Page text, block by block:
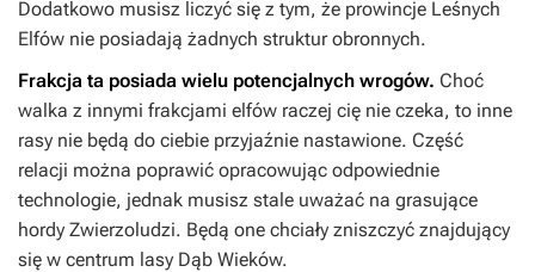
Dodatkowo musisz liczyć się z tym, że prowincje Leśnych
Elfów nie posiadają żadnych struktur obronnych.
Frakcja ta posiada wielu potencjalnych wrogów. Choć
walka z innymi frakcjami elfów raczej cię nie czeka, to inne
rasy nie będą do ciebie przyjaźnie nastawione. Część
relacji można poprawić opracowując odpowiednie
technologie, jednak musisz stale uważać na grasujące
hordy Zwierzoludzi. Będą one chciały zniszczyć znajdujący
się w centrum lasy Dąb Wieków.